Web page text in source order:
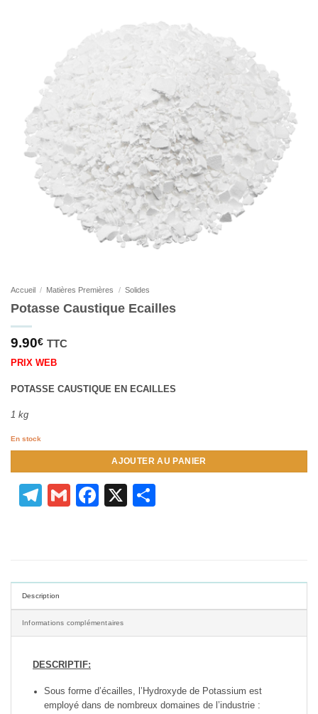
Accueil / Matières Premières / Solides
Potasse Caustique Ecailles
9.90€ TTC
PRIX WEB
POTASSE CAUSTIQUE EN ECAILLES
1 kg
En stock
AJOUTER AU PANIER
Telegram
GmailFacebook
X
Description
Informations complémentaires
DESCRIPTIF:
Sous forme d’écailles, l’Hydroxyde de Potassium est
employé dans de nombreux domaines de l’industrie :